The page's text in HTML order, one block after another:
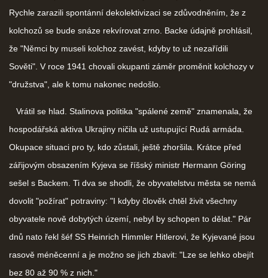
Rychle zarazili spontánní dekolektivizaci se zdůvodněním, že z
kolchozů se bude snáze rekvírovat zrno. Backe údajně prohlásil,
že "Němci by museli kolchoz zavést, kdyby to už nezařídili
Sověti". V roce 1941 chovali okupanti záměr proměnit kolchozy v
"družstva", ale k tomu nakonec nedošlo.
Vrátil se hlad. Stalinova politika "spálené země" znamenala, že
hospodářská aktiva Ukrajiny ničila už ustupující Rudá armáda.
Okupace situaci pro ty, kdo zůstali, ještě zhoršila. Krátce před
zářijovým obsazením Kyjeva se říšský ministr Hermann Göring
sešel s Backem. Ti dva se shodli, že obyvatelstvu města se nemá
dovolit "požírat" potraviny: "I kdyby člověk chtěl živit všechny
obyvatele nově dobytých území, nebyl by schopen to dělat." Pár
dnů nato řekl šéf SS Heinrich Himmler Hitlerovi, že Kyjevané jsou
rasově méněcenní a je možno se jich zbavit: "Lze se lehko obejít
bez 80 až 90 % z nich."